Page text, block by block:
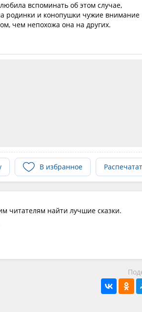
вспоминать об этом случае,
родинки и конопушки чужие внимание
чем непохожа она на других.
В избранное
читателям найти лучшие сказки.